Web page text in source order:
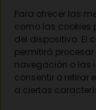
Para ofrecer las
como las
del dispositivo. El
permitirá
navegación o las
consentir o retirar
a ciertas
Aviso legal
Política de
Política de